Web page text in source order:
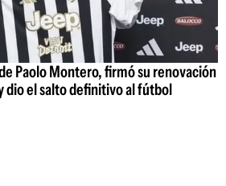
Paolo Montero, firmó su renovación
dio el salto definitivo al fútbol